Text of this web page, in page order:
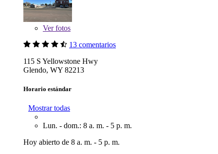
Verfotos
13 comentarios
115 S Yellowstone Hwy
Glendo, WY 82213
Horario estándar
Mostrar todas
Lun. - dom.: 8 a. m. - 5 p. m.
Hoy abierto de 8 a. m. - 5 p. m.